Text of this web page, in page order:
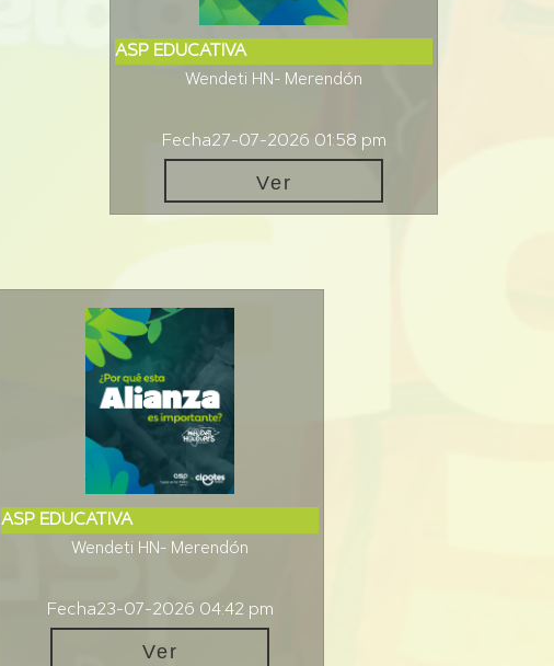
ASP EDUCATIVA
Wendeti HN- Merendón
Fecha27-07-2026 01:58 pm
Ver
ASP EDUCATIVA
Wendeti HN- Merendón
Fecha23-07-2026 04:42 pm
Ver